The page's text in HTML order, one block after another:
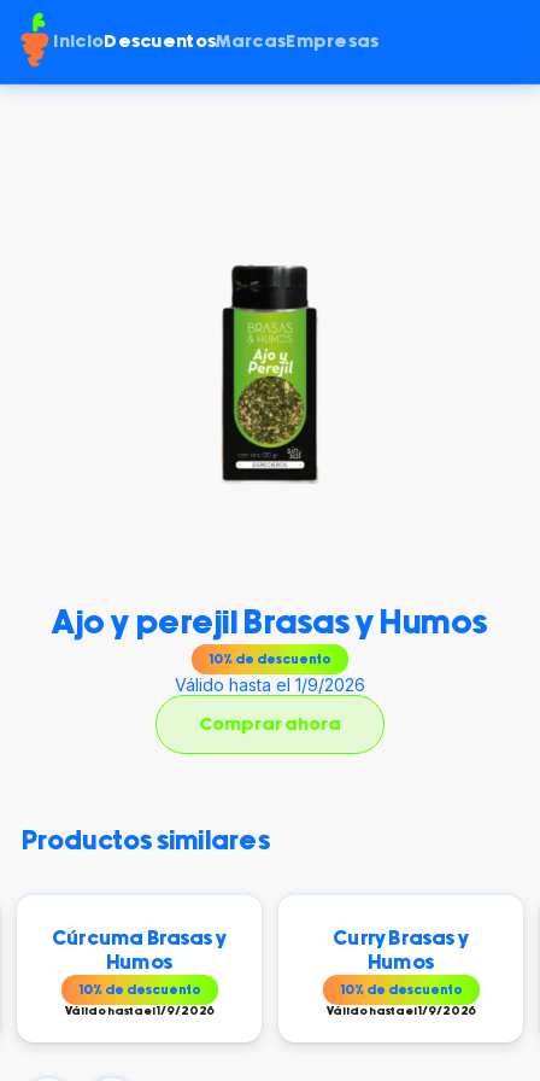
Inicio DescuentosMarcas Empresas
Ajo y perejil Brasas y Humos
10% de descuento
Válido hasta el 1/9/2026
Comprar ahora
productos similares
Cúrcuma Brasas y
Humos
10% de descuento
Válido hasta el 1/9/2026
Curry Brasas y
Humos
10% de descuento
Válido hasta el 1/9/2026